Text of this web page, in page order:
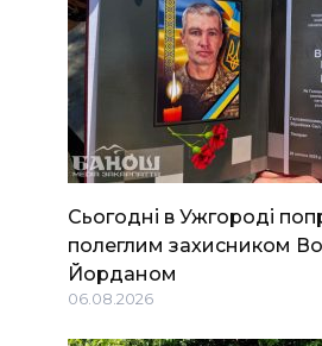
Сьогодні в Ужгороді
полеглим захисником
Йорданом
06.08.2026